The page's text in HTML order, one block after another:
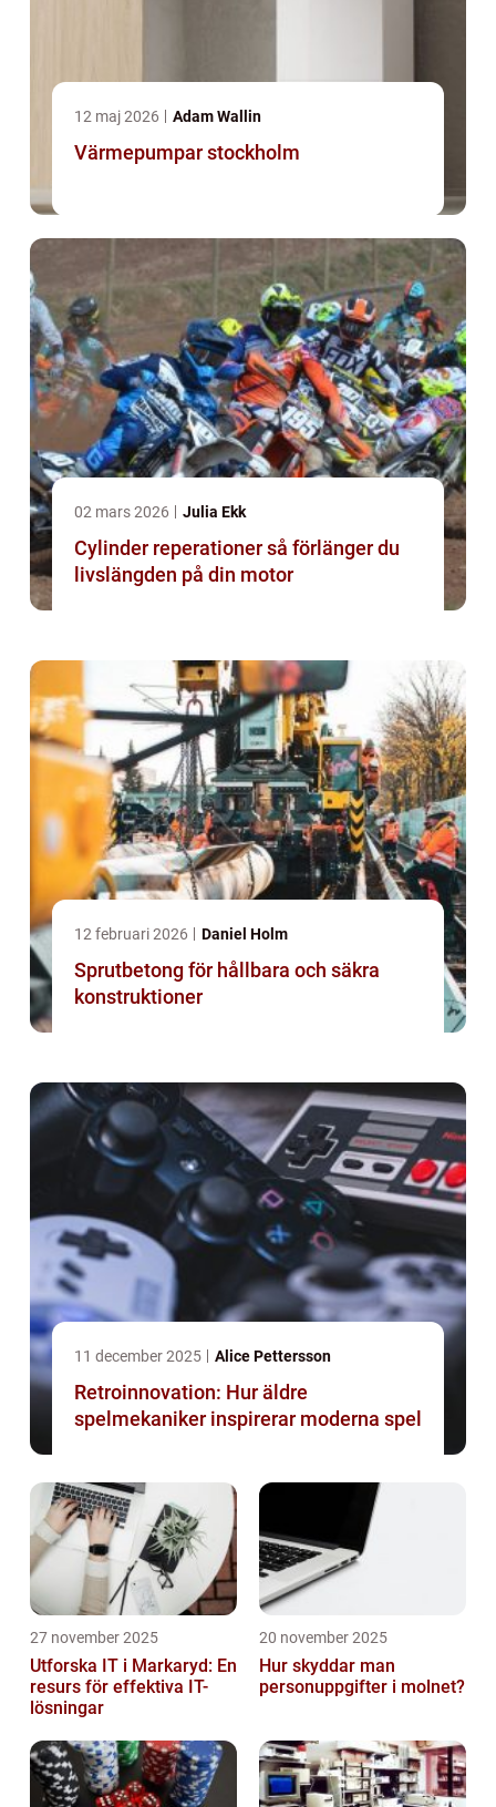
12 maj 2026 Adam Wallin
Värmepumpar stockholm
02 mars 2026 Julia Ekk
Cylinder reperationer så förlänger du
livslängden på din motor
12 februari 2026 Daniel Holm
Sprutbetong för hållbara och säkra
konstruktioner
11 december 2025 Alice Pettersson
Retroinnovation: Hur äldre
spelmekaniker inspirerar moderna spel
27 november 2025
Utforska IT i Markaryd: En
resurs för effektiva IT-
lösningar
20 november 2025
Hur skyddar man
personuppgifter i molnet?